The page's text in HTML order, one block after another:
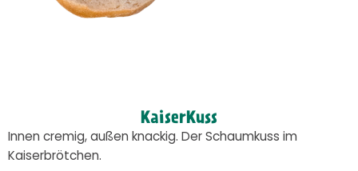
KaiserKuss
Innen cremig, außen knackig. Der Schaumkuss im
Kaiserbrötchen.